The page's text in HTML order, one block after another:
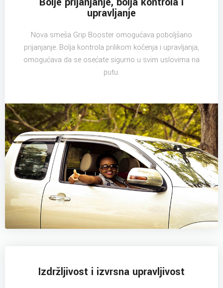
upravljanje
Nova smeša Grip Booster omogućava poboljšano
prijanjanje. Bolja kontrola prilikom kočenja i upravljanja,
omogućava da se osećate sigurno u svim uslovima na
putu.
Izdržljivost i izvrsna upravljivost